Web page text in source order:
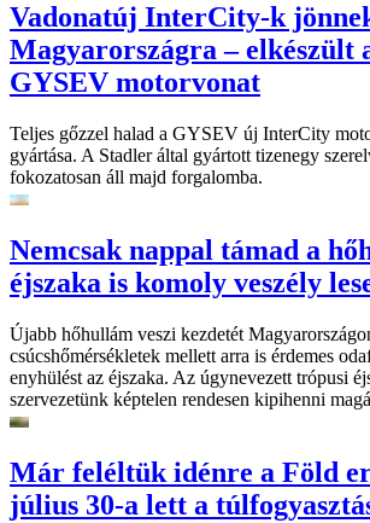
Vadonatúj InterCity-k
Magyarországra – elkészült
GYSEV motorvonat
Teljes gőzzel halad a GYSEV új InterCity
gyártása. A Stadler által gyártott tizenegy
fokozatosan áll majd forgalomba.
Nemcsak nappal támad a
éjszaka is komoly veszély
Újabb hőhullám veszi kezdetét
csúcshőmérsékletek mellett arra is érdemes
enyhülést az éjszaka. Az úgynevezett trópusi
szervezetünk képtelen rendesen kipihenni
Már feléltük idénre a Föld
július 30-a lett a